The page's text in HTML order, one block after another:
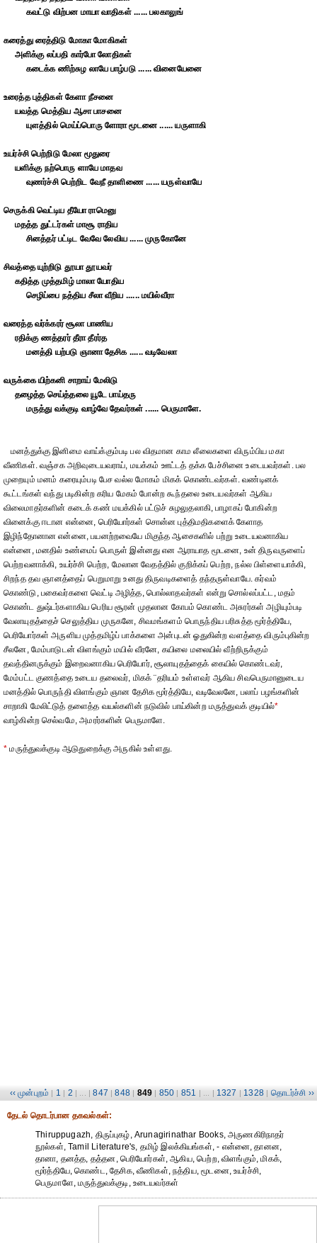
கவட்டு விற்பன மாயா வாதிகள் ...... பலகாலுங்
கரைத்து ரைத்திடு மோகா மோகிகள்
அளிக்கு லப்பதி கார்போ லோதிகள்
கடைக்க ணிற்சுழ லாயே பாழ்படு ...... வினையேனை
உரைத்த புத்திகள் கேளா நீசனை
யவத்த மெத்திய ஆசா பாசனை
யுளத்தில் மெய்ப்பொரு ளோரா மூடனை ...... யருளாகி
உயர்ச்சி பெற்றிடு மேலா மூதுரை
யளிக்கு நற்பொரு ளாயே மாதவ
வுணர்ச்சி பெற்றிட வேநீ தாளிணை ...... யருள்வாயே
செருக்கி வெட்டிய தீயோ ராமெனு
மதத்த துட்டர்கள் மாசூ ராதிய
சினத்தர் பட்டிட வேவே லேவிய ...... முருகோனே
சிவத்தை யுற்றிடு தூயா தூயவர்
கதித்த முத்தமிழ் மாலா யோதிய
செழிப்பை நத்திய சீலா வீறிய ...... மயில்வீரா
வரைத்த வர்க்கரர் சூலா பாணிய
ரதிக்கு ணத்தரர் தீரா தீரர்த
மனத்தி யற்படு ஞானா தேசிக ...... வடிவேலா
வருக்கை யிற்கனி சாறாய் மேலிடு
தழைத்த செய்த்தலை யூடே பாய்தரு
மருத்து வக்குடி வாழ்வே தேவர்கள் ...... பெருமாளே.
மனத்துக்கு இனிமை வாய்க்கும்படி பல விதமான காம லீலைகளை விரும்பிய மகா
வீணிகள். வஞ்சக அறிவுடையவராய், மயக்கம் ஊட்டத் தக்க பேச்சினை உடையவர்கள். பல
முறையும் மனம் கரையும்படி பேச வல்ல மோகம் மிகக் கொண்டவர்கள். வண்டினக்
கூட்டங்கள் வந்து படிகின்ற கரிய மேகம் போன்ற கூந்தலை உடையவர்கள் ஆகிய
விலைமாதர்களின் கடைக் கண் மயக்கில் பட்டுச் சுழலுதலாகி, பாழாகப் போகின்ற
வினைக்கு ஈடான என்னை, பெரியோர்கள் சொன்ன புத்திமதிகளைக் கேளாத
இழிந்தோனான என்னை, பயனற்றவையே மிகுந்த ஆசைகளில் பற்று உடையவனாகிய
என்னை, மனதில் உண்மைப் பொருள் இன்னது என ஆராயாத மூடனை, உன் திருவருளைப்
பெற்றவனாக்கி, உயர்ச்சி பெற்ற, மேலான வேதத்தில் குறிக்கப் பெற்ற, நல்ல பிள்ளையாக்கி,
சிறந்த தவ ஞானத்தைப் பெறுமாறு உனது திருவடிகளைத் தந்தருள்வாயே. கர்வம்
கொண்டு, பகைவர்களை வெட்டி அழித்த, பொல்லாதவர்கள் என்று சொல்லப்பட்ட, மதம்
கொண்ட துஷ்டர்களாகிய பெரிய சூரன் முதலான கோபம் கொண்ட அசுரர்கள் அழியும்படி
வேலாயுதத்தைச் செலுத்திய முருகனே, சிவமங்களம் பொருந்திய பரிசுத்த மூர்த்தியே,
பெரியோர்கள் அருளிய முத்தமிழ்ப் பாக்களை அன்புடன் ஓதுகின்ற வளத்தை விரும்புகின்ற
சீலனே, மேம்பாடுடன் விளங்கும் மயில் வீரனே, கயிலை மலையில் வீற்றிருக்கும்
தவத்தினருக்கும் இறைவனாகிய பெரியோர், சூலாயுதத்தைக் கையில் கொண்டவர்,
மேம்பட்ட குணத்தை உடைய தலைவர், மிகக் ¨தரியம் உள்ளவர் ஆகிய சிவபெருமானுடைய
மனத்தில் பொருந்தி விளங்கும் ஞான தேசிக மூர்த்தியே, வடிவேலனே, பலாப் பழங்களின்
சாறாகி மேலிட்டுத் தளைத்த வயல்களின் நடுவில் பாய்கின்ற மருத்துவக் குடியில்*
வாழ்கின்ற செல்வமே, அமரர்களின் பெருமாளே.
* மருத்துவக்குடி ஆடுதுறைக்கு அருகில் உள்ளது.
‹‹ முன்புறம் | 1 | 2 | ... | 847 | 848 | 849 | 850 | 851 | ... | 1327 | 1328 | தொடர்ச்சி ››
தேட‌ல் தொட‌ர்பான தகவ‌ல்க‌ள்:
Thiruppugazh, திருப்புகழ், Arunagirinathar Books, அருணகிரிநாதர்
நூல்கள், Tamil Literature's, தமிழ் இலக்கியங்கள், - என்னை, தானன,
தானா, தனத்த, தத்தன, பெரியோர்கள், ஆகிய, பெற்ற, விளங்கும், மிகக்,
மூர்த்தியே, கொண்ட, தேசிக, வீணிகள், நத்திய, மூடனை, உயர்ச்சி,
பெருமாளே, மருத்துவக்குடி, உடையவர்கள்